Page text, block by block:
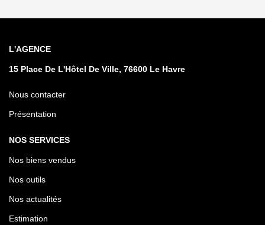
L'AGENCE
15 Place De L'Hôtel De Ville, 76600 Le Havre
Nous contacter
Présentation
NOS SERVICES
Nos biens vendus
Nos outils
Nos actualités
Estimation